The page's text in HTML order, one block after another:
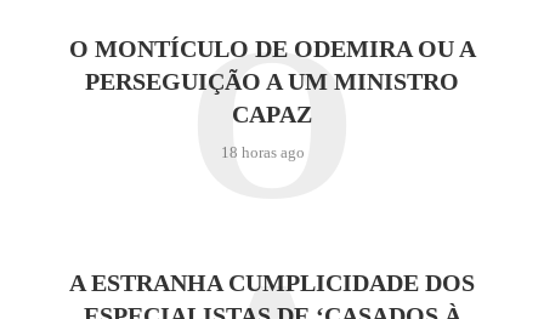
O MONTÍCULO DE ODEMIRA OU A
PERSEGUIÇÃO A UM MINISTRO
CAPAZ
18 horas ago
O
A ESTRANHA CUMPLICIDADE DOS